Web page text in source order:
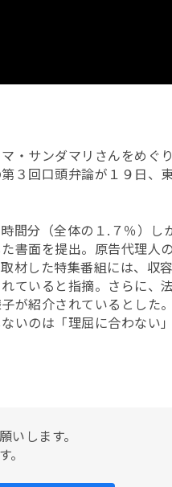
・サンダマリさんをめぐり
３回口頭弁論が１９日、
間分（全体の１.７％）し
書面を提出。原告代理人
材した特集番組には、収
ていると指摘。さらに、
が紹介されているとした
いのは「理屈に合わない
します。